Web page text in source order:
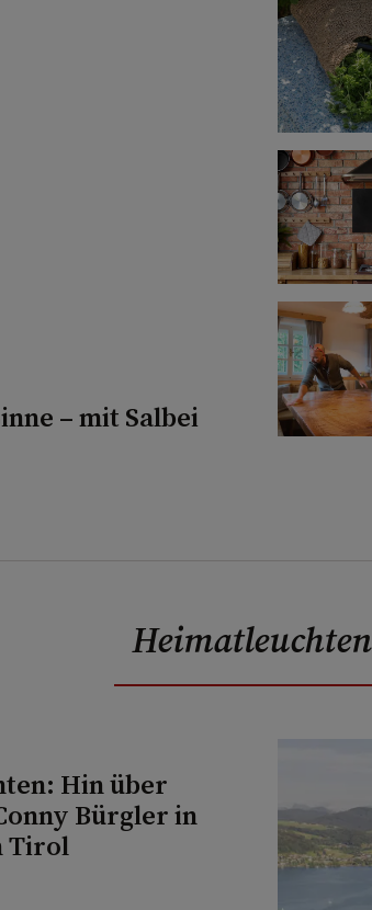
– mit Salbei
Heimatleuchten
Hin über
Bürgler in
Tirol